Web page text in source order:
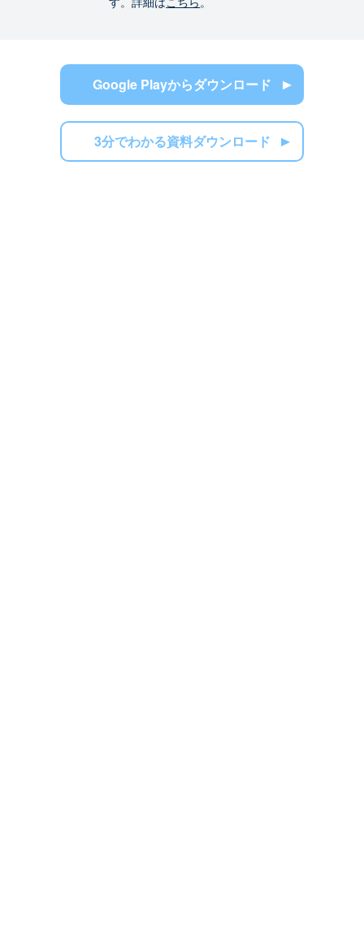
Google Playからダウンロード
3分でわかる資料ダウンロード